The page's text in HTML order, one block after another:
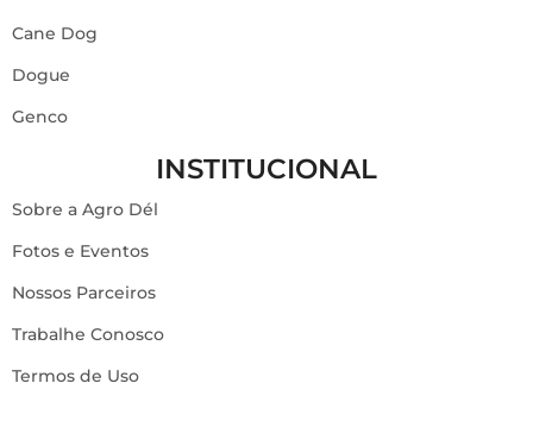
Cane Dog
Dogue
Genco
INSTITUCIONAL
Sobre a Agro Dél
Fotos e Eventos
Nossos Parceiros
Trabalhe Conosco
Termos de Uso